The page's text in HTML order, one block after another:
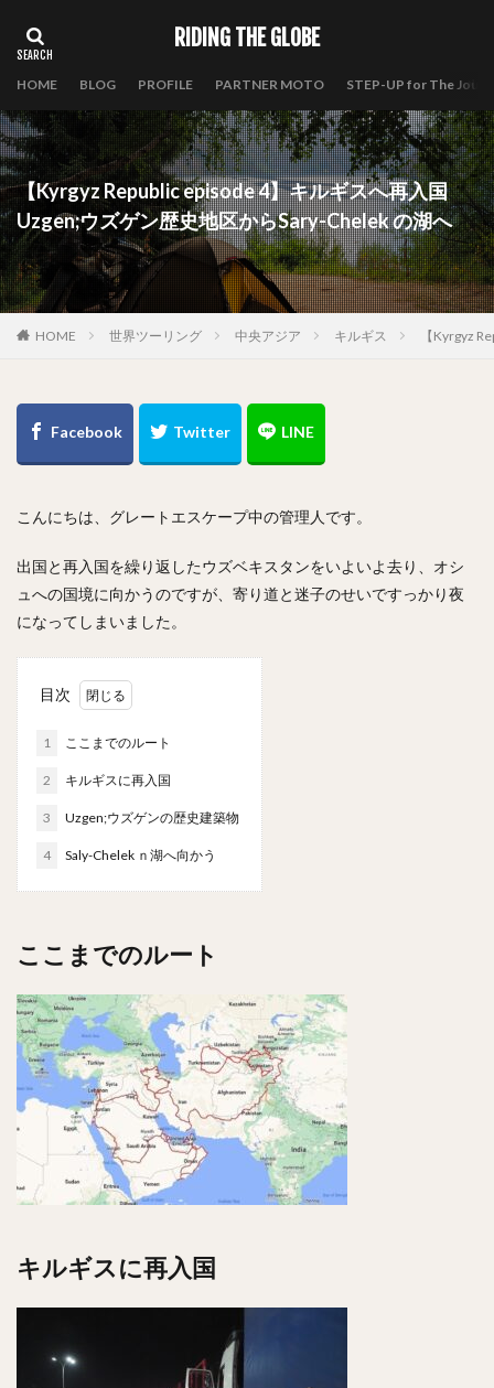
RIDING THE GLOBE
HOME BLOG PROFILE PARTNER MOTO STEP-UP for The
【Kyrgyz Republic episode 4】キルギスへ再入国
Uzgen;ウズゲン歴史地区からSary-Chelek の湖へ
HOME 世界ツーリング 中央アジア キルギス 【Kyrgyz
こんにちは、グレートエスケープ中の管理人です。
出国と再入国を繰り返したウズベキスタンをいよいよ去り、オシ
ュへの国境に向かうのですが、寄り道と迷子のせいですっかり夜
になってしまいました。
目次
1 ここまでのルート
2 キルギスに再入国
3 Uzgen;ウズゲンの歴史建築物
4 Saly-Chelek ｎ湖へ向かう
ここまでのルート
キルギスに再入国